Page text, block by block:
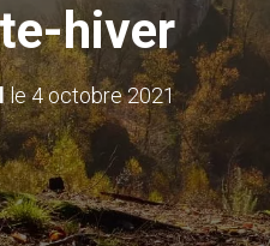
hiver
le4 octobre 2021